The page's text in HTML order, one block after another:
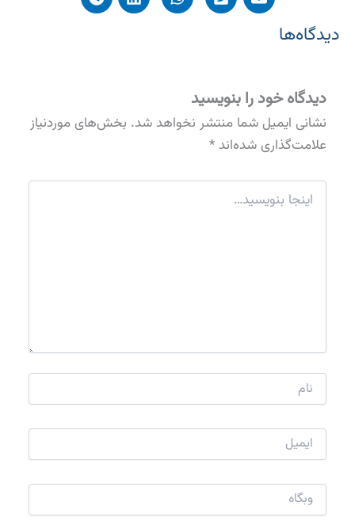
دیدگاه‌ها
دیدگاه‌ خود را بنویسید
نشانی ایمیل شما منتشر نخواهد شد. بخش‌های موردنیاز
علامت‌گذاری شده‌اند*
اینجا
بنویسید…
نام
ایمیل
وبگاه